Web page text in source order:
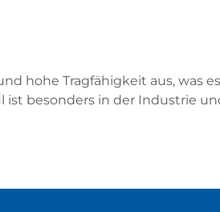
hohe Tragfähigkeit aus, was
besonders in der Industrie